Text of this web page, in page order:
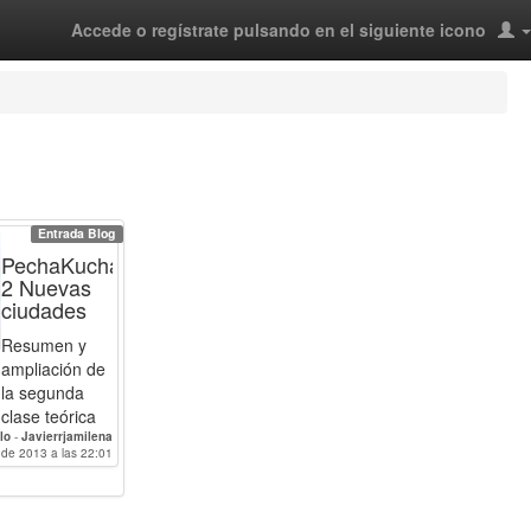
Accede o regístrate pulsando en el siguiente icono
Entrada Blog
PechaKucha
2 Nuevas
ciudades
Resumen y
ampliación de
la segunda
clase teórica
- Javierrjamilena
2013 a las 22:01